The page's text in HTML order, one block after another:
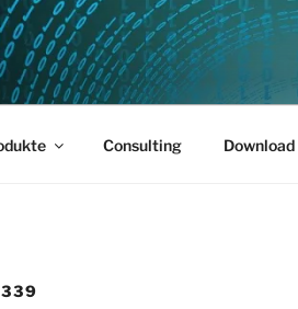
01
Consulting Download